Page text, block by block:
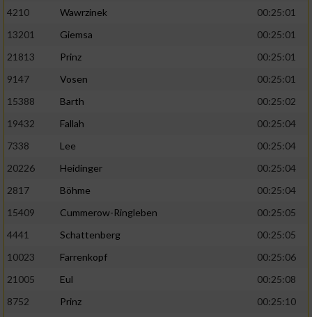
4210
Wawrzinek
00:25:01
13201
Giemsa
00:25:01
21813
Prinz
00:25:01
9147
Vosen
00:25:01
15388
Barth
00:25:02
19432
Fallah
00:25:04
7338
Lee
00:25:04
20226
Heidinger
00:25:04
2817
Böhme
00:25:04
15409
Cummerow-Ringleben
00:25:05
4441
Schattenberg
00:25:05
10023
Farrenkopf
00:25:06
21005
Eul
00:25:08
8752
Prinz
00:25:10